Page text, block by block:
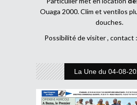
Ouaga 2000. Clim et ventilos
douches.
Possibilité de visiter , contact :
La Une du 04-08-